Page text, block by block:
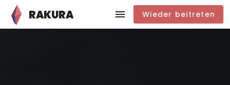
RAKURA Wieder beitreten